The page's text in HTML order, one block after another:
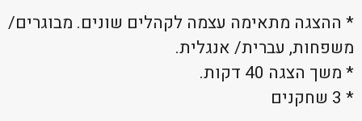
* ההצגה מתאימה עצמה לקהלים שונים. מבוגרים/
משפחות, עברית/ אנגלית.
* משך הצגה 40 דקות.
* 3 שחקנים